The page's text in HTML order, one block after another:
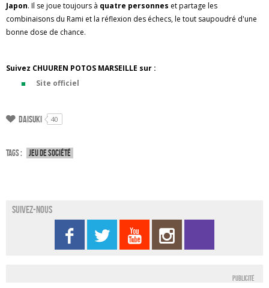
Japon. Il se joue toujours à quatre personnes et partage les
combinaisons du Rami et la réflexion des échecs, le tout saupoudré d'une
bonne dose de chance.
Suivez CHUUREN POTOS MARSEILLE sur :
Site officiel
Daisuki 40
Tags : Jeu de société
Suivez-nous
Publicité